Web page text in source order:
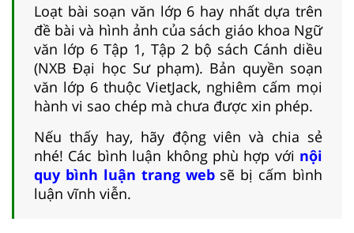
Loạt bài soạn văn lớp 6 hay nhất dựa trên
đề bài và hình ảnh của sách giáo khoa Ngữ
văn lớp 6 Tập 1, Tập 2 bộ sách Cánh diều
(NXB Đại học Sư phạm). Bản quyền soạn
văn lớp 6 thuộc VietJack, nghiêm cấm mọi
hành vi sao chép mà chưa được xin phép.
Nếu thấy hay, hãy động viên và chia sẻ
nhé! Các bình luận không phù hợp với nội
quy bình luận trang websẽ bị cấm bình
luận vĩnh viễn.